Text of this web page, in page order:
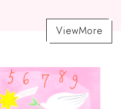
ViewMore